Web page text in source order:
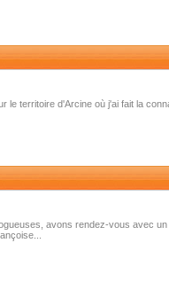
territoire d'Arcine où j'ai fait la
avons rendez-vous avec